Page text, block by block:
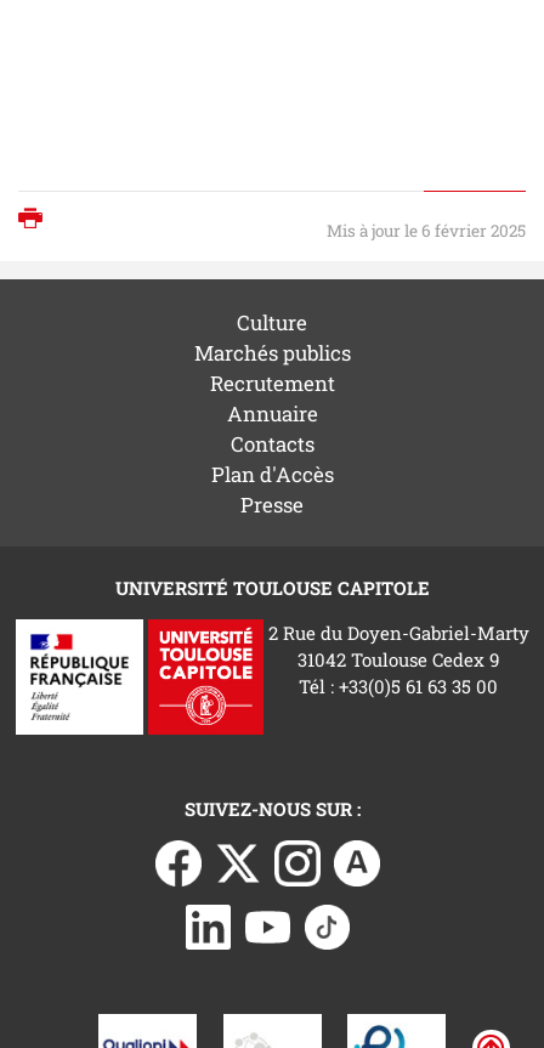
Mis à jour le 6 février 2025
Culture
Marchés publics
Recrutement
Annuaire
Contacts
Plan d'Accès
Presse
UNIVERSITÉ TOULOUSE CAPITOLE
2 Rue du Doyen-Gabriel-Marty
31042 Toulouse Cedex 9
Tél : +33(0)5 61 63 35 00
SUIVEZ-NOUS SUR :